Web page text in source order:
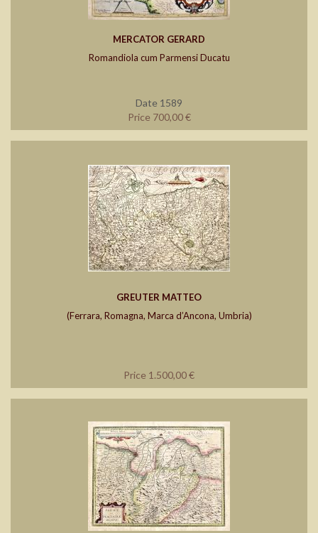
MERCATOR GERARD
Romandiola cum Parmensi Ducatu
Date 1589
Price 700,00 €
GREUTER MATTEO
(Ferrara, Romagna, Marca d’Ancona, Umbria)
Price 1.500,00 €